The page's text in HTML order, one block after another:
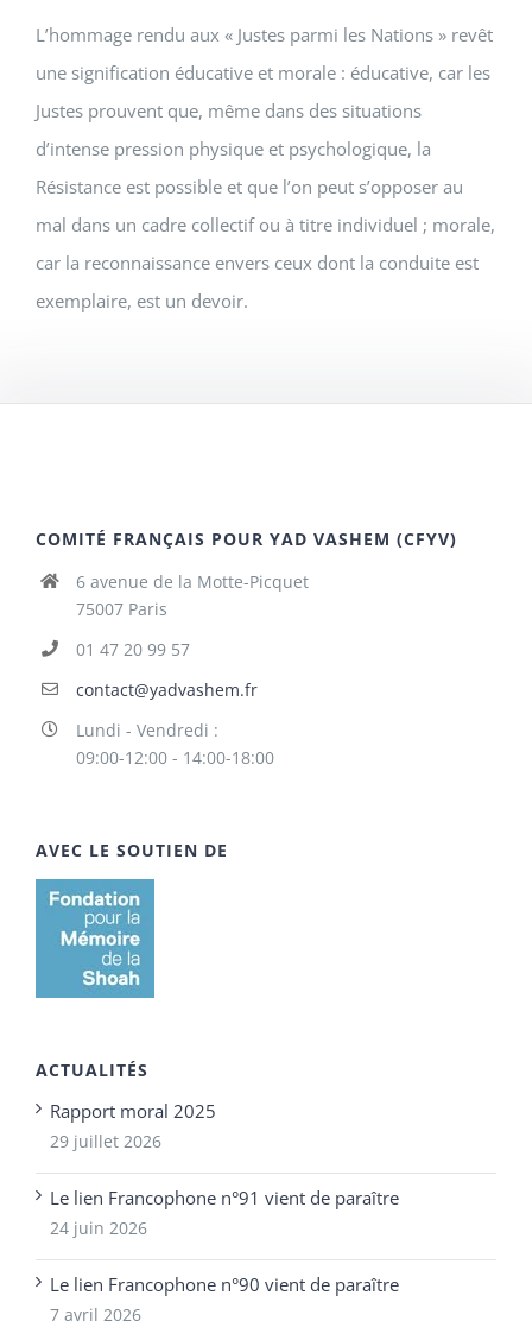
L’hommage rendu aux « Justes parmi les Nations » revêt
une signification éducative et morale : éducative, car les
Justes prouvent que, même dans des situations
d’intense pression physique et psychologique, la
Résistance est possible et que l’on peut s’opposer au
mal dans un cadre collectif ou à titre individuel ; morale,
car la reconnaissance envers ceux dont la conduite est
exemplaire, est un devoir.
COMITÉ FRANÇAIS POUR YAD VASHEM (CFYV)
6 avenue de la Motte-Picquet
75007 Paris
01 47 20 99 57
contact@yadvashem.fr
Lundi - Vendredi :
09:00-12:00 - 14:00-18:00
AVEC LE SOUTIEN DE
ACTUALITÉS
Rapport moral 2025
29 juillet 2026
Le lien Francophone n°91 vient de paraître
24 juin 2026
Le lien Francophone n°90 vient de paraître
7 avril 2026